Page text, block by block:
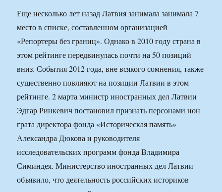
Еще несколько лет назад Латвия занимала занимала 7
место в списке, составленном организацией
«Репортеры без границ». Однако в 2010 году страна в
этом рейтинге передвинулась почти на 50 позиций
вниз. События 2012 года, вне всякого сомнения, также
существенно повлияют на позиции Латвии в этом
рейтинге. 2 марта министр иностранных дел Латвии
Эдгар Ринкевич постановил признать персонами нон
грата директора фонда «Историческая память»
Александра Дюкова и руководителя
исследовательских программ фонда Владимира
Симиндея. Министерство иностранных дел Латвии
объявило, что деятельность российских историков